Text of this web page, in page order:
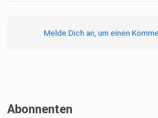
Melde Dich an, um einen
Abonnenten